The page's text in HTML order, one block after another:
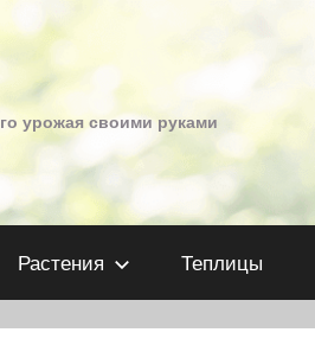
урожая своими руками
Растения Теплицы